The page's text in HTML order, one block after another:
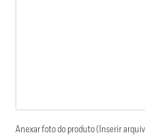
Anexar foto do produto (Inserir